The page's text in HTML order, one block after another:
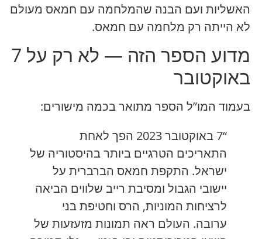
האשליות ועם הבנה שהמלחמה עם חמאס מעולם
לא הייתה רק מלחמה עם חמאס.
מדוע הספר הזה — לא רק על 7
באוקטובר
בעמוד המו”ל הספר מתואר בכמה מישורים:
“7 באוקטובר 2023 הפך לאחת
התאריכים הטרגיים ביותר בהיסטוריה של
ישראל. התקפת חמאס הברברית על
יישובי הגבול ומסיבת רייב שלווים הביאה
לרציחות המוניות, הרס וחטיפת בני
ערובה. העולם ראה תמונות מזעזעות של